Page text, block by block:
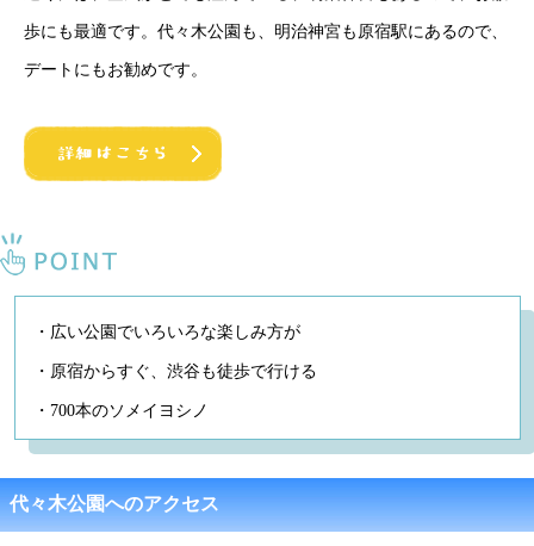
歩にも最適です。代々木公園も、明治神宮も原宿駅にあるので、
デートにもお勧めです。
・広い公園でいろいろな楽しみ方が
・原宿からすぐ、渋谷も徒歩で行ける
・700本のソメイヨシノ
代々木公園へのアクセス